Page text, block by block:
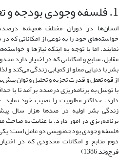
1. فلسفه وجودی بودجه و تعریف آن
انسان‌ها در دوران مختلف همیشه درصدد
خواسته‌های خود را به نوعی از امکاناتی که
نمایند. اما با توجه به اینکه نیازها و
مقابل، منابع و امکاناتی که در اختیار دارد
بشر با دنیایی مملو از کمیابی زندگی می‌کند و
از قوه تعقل و قدرت تجزیه و تحلیل و توان
با توسل به برنامه‌ریزی درصدد برآمد تا با
دارد، حداکثر مطلوبیت را نصیب خود نماید.
زندگی بشر اولیه در صدها هزار سال
برنامه‌ریزی در امور دارد. با عنایت به
فلسفه وجودی بودجه‌نویسی دو عامل است:
دوم منابع و امکانات محدودی که در
فرج‌وند, 1386)